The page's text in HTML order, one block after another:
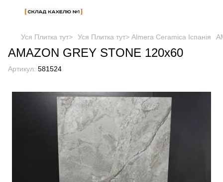
Уся Плитка тут> Уся Плитка тут> Almera Ceramica Іспанія
AMAZON GREY STONE 120х60
Артикул: 581524